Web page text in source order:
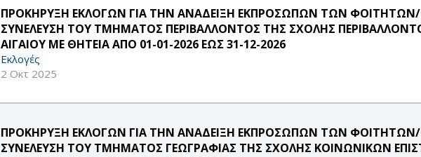
ΠΡΟΚΗΡΥΞΗ ΕΚΛΟΓΩΝ ΓΙΑ ΤΗΝ ΑΝΑΔΕΙΞΗ ΕΚΠΡΟΣΩΠΩΝ ΤΩΝ
ΣΥΝΕΛΕΥΣΗ ΤΟΥ ΤΜΗΜΑΤΟΣ ΠΕΡΙΒΑΛΛΟΝΤΟΣ ΤΗΣ ΣΧΟΛΗΣ
ΑΙΓΑΙΟΥ ΜΕ ΘΗΤΕΙΑ ΑΠΟ 01-01-2026 ΕΩΣ 31-12-2026
Εκλογές
2 Οκτ 2025
ΠΡΟΚΗΡΥΞΗ ΕΚΛΟΓΩΝ ΓΙΑ ΤΗΝ ΑΝΑΔΕΙΞΗ ΕΚΠΡΟΣΩΠΩΝ ΤΩΝ
ΣΥΝΕΛΕΥΣΗ ΤΟΥ ΤΜΗΜΑΤΟΣ ΓΕΩΓΡΑΦΙΑΣ ΤΗΣ ΣΧΟΛΗΣ ΚΟΙΝΩΝΙΚΩΝ